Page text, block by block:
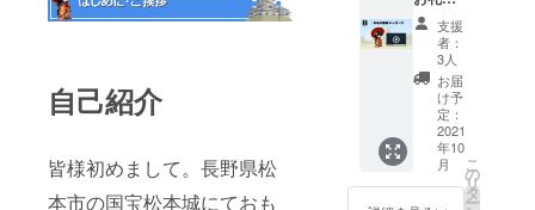
自己紹介
皆様初めまして。長野県松
本市の国宝松本城にておも
動画
メッ
セージ
※お礼の
動画
メッ
セージ
をメー
ルでお
送り致
支援
者：
3人
お届
け予
定：
2021
年10
月
こ
の
リ
タ
ー